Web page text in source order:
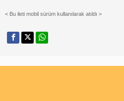
< Bu ileti mobil sürüm kullanılarak atıldı >